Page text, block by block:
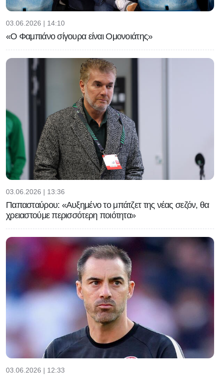
03.06.2026 | 14:10
«Ο Φαμπιάνο σίγουρα είναι Ομονοιάτης»
03.06.2026 | 13:36
Παπασταύρου: «Αυξημένο το μπάτζετ της νέας σεζόν, θα
χρειαστούμε περισσότερη ποιότητα»
03.06.2026 | 12:33